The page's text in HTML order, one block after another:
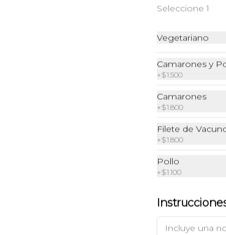
Seleccione 1
Vegetariano
Camarones y
+$1.500
Camarones
+$1.800
Filete de
+$1.800
Pollo
+$1.100